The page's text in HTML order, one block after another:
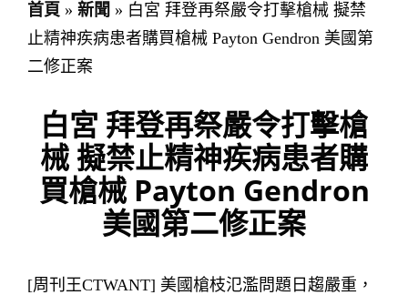
首頁 » 新聞 » 白宮 拜登再祭嚴令打擊槍械 擬禁
止精神疾病患者購買槍械 Payton Gendron 美國第
二修正案
白宮 拜登再祭嚴令打擊槍
械 擬禁止精神疾病患者購
買槍械 Payton Gendron
美國第二修正案
[周刊王CTWANT] 美國槍枝氾濫問題日趨嚴重，